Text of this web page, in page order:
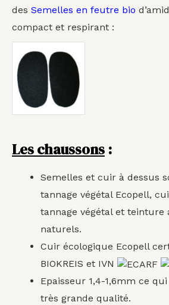
des Semelles en feutre bio
compact et respirant :
Les chaussons :
Semelles et cuir à dessus
tannage végétal Ecopell, c
tannage végétal et teinture
naturels.
Cuir écologique Ecopell
BIOKREIS et IVN
Epaisseur 1,4-1,6mm ce
très grande qualité.